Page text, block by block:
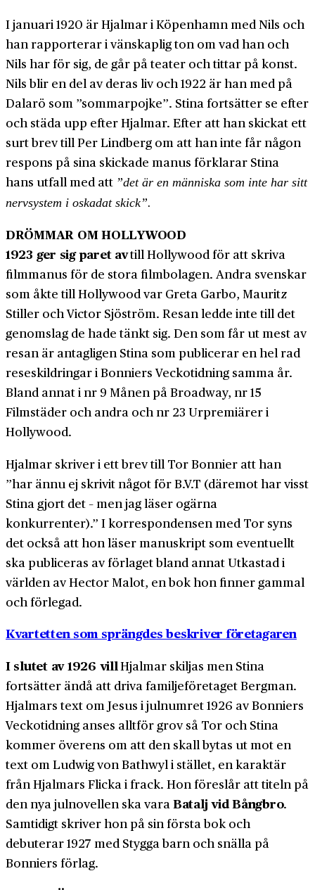
I januari 1920 är Hjalmar i Köpenhamn med Nils och
han rapporterar i vänskaplig ton om vad han och
Nils har för sig, de går på teater och tittar på konst.
Nils blir en del av deras liv och 1922 är han med på
Dalarö som ”sommarpojke”. Stina fortsätter se efter
och städa upp efter Hjalmar. Efter att han skickat ett
surt brev till Per Lindberg om att han inte får någon
respons på sina skickade manus förklarar Stina
hans utfall med att ”det är en människa som inte har sitt
nervsystem i oskadat skick”.
DRÖMMAR OM HOLLYWOOD
1923 ger sig paret avtill Hollywood för att skriva
filmmanus för de stora filmbolagen. Andra svenskar
som åkte till Hollywood var Greta Garbo, Mauritz
Stiller och Victor Sjöström. Resan ledde inte till det
genomslag de hade tänkt sig. Den som får ut mest av
resan är antagligen Stina som publicerar en hel rad
reseskildringar i Bonniers Veckotidning samma år.
Bland annat i nr 9 Månen på Broadway, nr 15
Filmstäder och andra och nr 23 Urpremiärer i
Hollywood.
Hjalmar skriver i ett brev till Tor Bonnier att han
”har ännu ej skrivit något för B.V.T (däremot har visst
Stina gjort det – men jag läser ogärna
konkurrenter).” I korrespondensen med Tor syns
det också att hon läser manuskript som eventuellt
ska publiceras av förlaget bland annat Utkastad i
världen av Hector Malot, en bok hon finner gammal
och förlegad.
Kvartetten som sprängdes beskriver företagaren
I slutet av 1926 villHjalmar skiljas men Stina
fortsätter ändå att driva familjeföretaget Bergman.
Hjalmars text om Jesus i julnumret 1926 av Bonniers
Veckotidning anses alltför grov så Tor och Stina
kommer överens om att den skall bytas ut mot en
text om Ludwig von Bathwyl i stället, en karaktär
från Hjalmars Flicka i frack. Hon föreslår att titeln på
den nya julnovellen ska vara Batalj vid Bångbro.
Samtidigt skriver hon på sin första bok och
debuterar 1927 med Stygga barn och snälla på
Bonniers förlag.